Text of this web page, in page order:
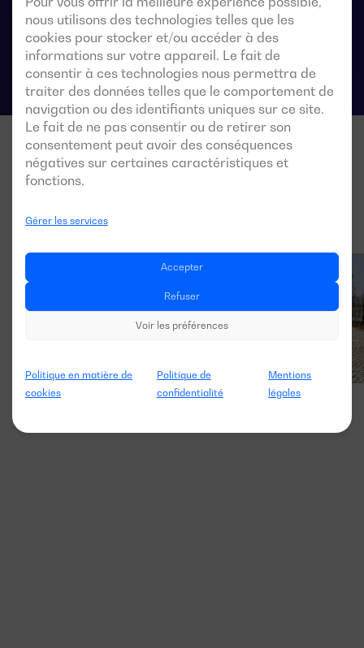
nous utilisons des technologies telles que les
cookies pour stocker et/ou accéder à des
informations sur votre appareil. Le fait de
consentir à ces technologies nous permettra de
traiter des données telles que le comportement de
navigation ou des identifiants uniques sur ce site.
Le fait de ne pas consentir ou de retirer son
consentement peut avoir des conséquences
négatives sur certaines caractéristiques et
fonctions.
Gérer les services
Accepter
Refuser
Voir les préférences
Politique en matière de
cookies
Politique de
confidentialité
Mentions
légales
transfert automatique